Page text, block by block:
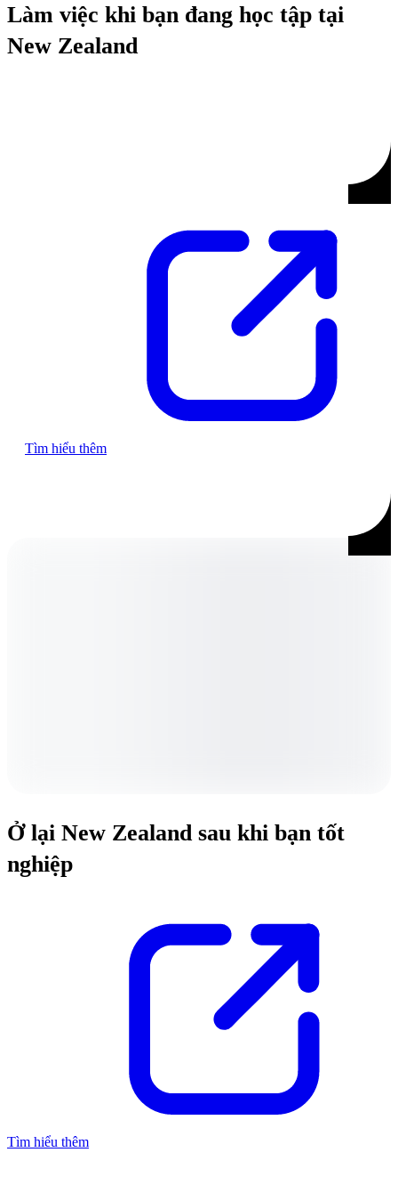
Làm việc khi bạn đang học tập tại
New Zealand
Tìm hiểu thêm
Ở lại New Zealand sau khi bạn tốt
nghiệp
Tìm hiểu thêm